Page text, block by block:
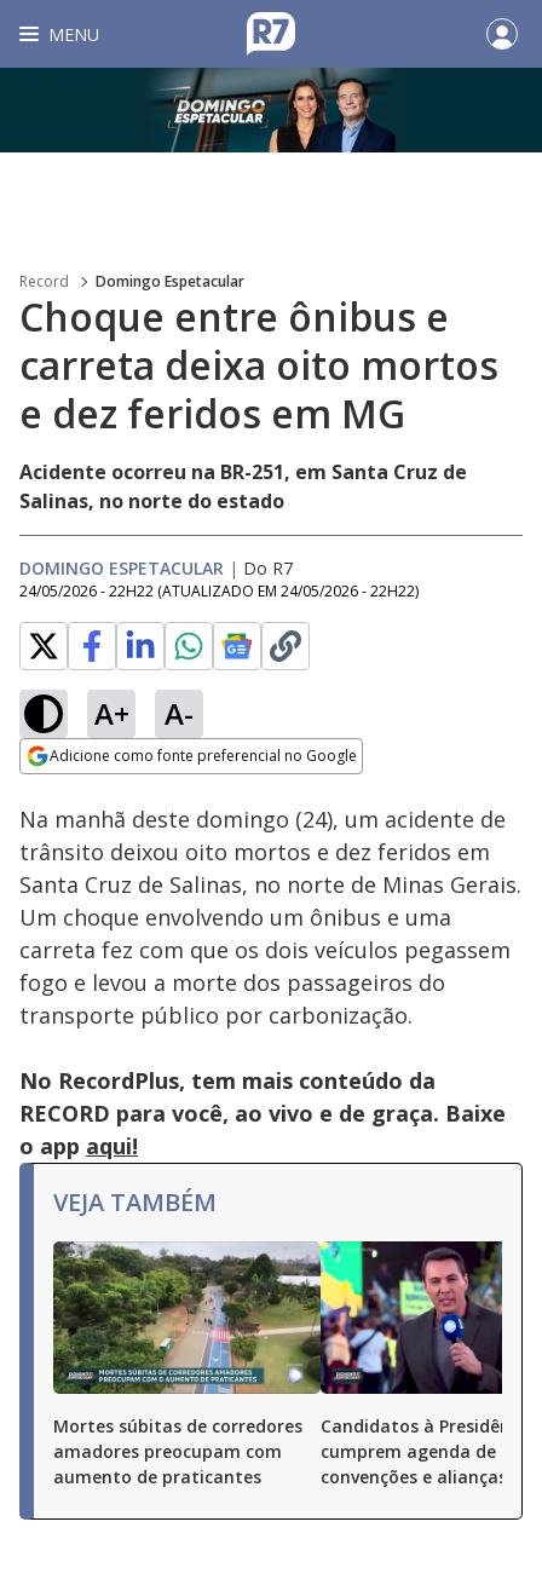
MENU
Record Domingo Espetacular
Choque entre ônibus e
carreta deixa oito mortos
e dez feridos em MG
Acidente ocorreu na BR-251, em Santa Cruz de
Salinas, no norte do estado
DOMINGO ESPETACULAR | Do R7
24/05/2026 - 22H22 (ATUALIZADO EM 24/05/2026 - 22H22)
A+ A-
Adicione como fonte preferencial no Google
Ativar
100.00%
Na manhã deste domingo (24), um acidente de
trânsito deixou oito mortos e dez feridos em
Santa Cruz de Salinas, no norte de Minas Gerais.
Um choque envolvendo um ônibus e uma
carreta fez com que os dois veículos pegassem
fogo e levou a morte dos passageiros do
transporte público por carbonização.
No RecordPlus, tem mais conteúdo da
RECORD para você, ao vivo e de graça. Baixe
o app aqui!
VEJA TAMBÉM
Mortes súbitas de corredores
amadores preocupam com
aumento de praticantes
Candidatos à Presidência
cumprem agenda de
convenções e alianças